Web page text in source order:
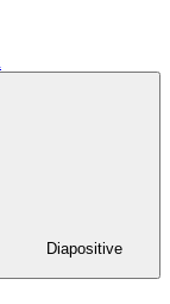
Diapositive